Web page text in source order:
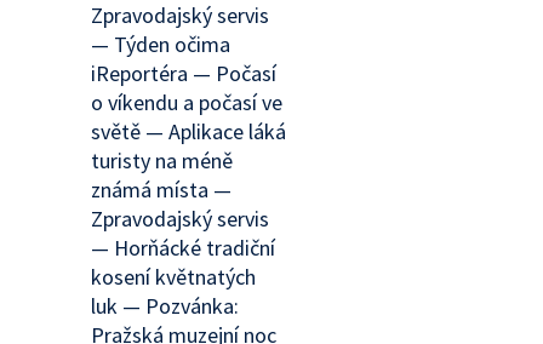
Zpravodajský servis
— Týden očima
iReportéra — Počasí
o víkendu a počasí ve
světě — Aplikace láká
turisty na méně
známá místa —
Zpravodajský servis
— Horňácké tradiční
kosení květnatých
luk — Pozvánka:
Pražská muzejní noc